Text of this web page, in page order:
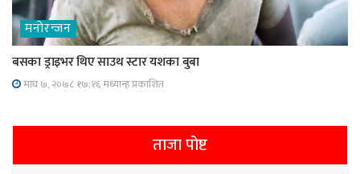
मनोरन्जन
बसका ड्राइभर थिए साउथ स्टार यशका बुबा
माघ ७, २०७८ १७;१६ मध्यान्ह प्रकाशित
ताजा पोष्ट